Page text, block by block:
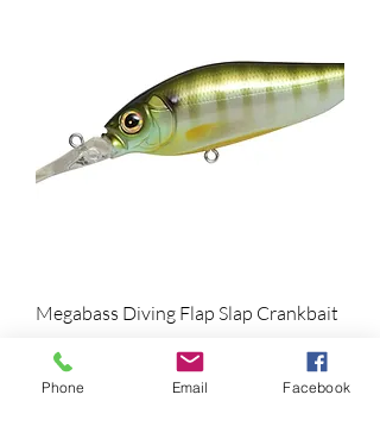
Megabass Diving Flap Slap Crankbait
USD 19.99
Phone Email Facebook